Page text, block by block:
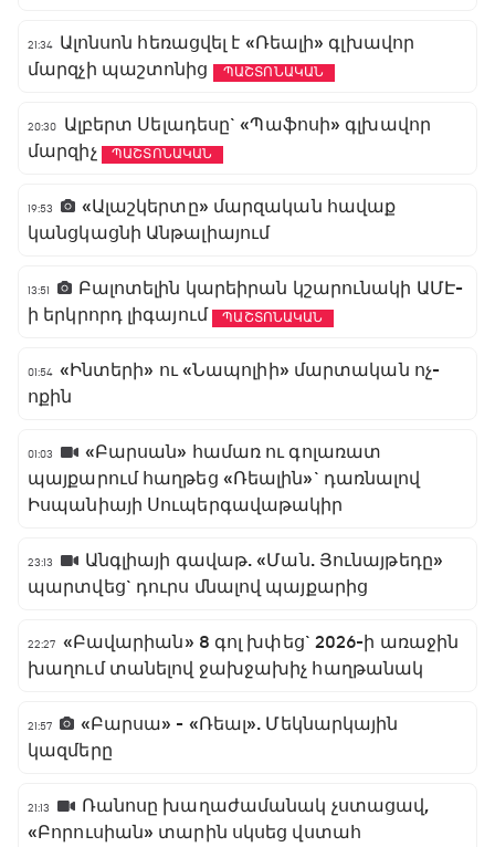
21:34 Ալոնսոն հեռացվել է «Ռեալի» գլխավոր
մարզչի պաշտոնից
ՊԱՇՏՈՆԱԿԱՆ
20:30
Ալբերտ Սելադեսը` «Պաֆոսի» գլխավոր
մարզիչ
ՊԱՇՏՈՆԱԿԱՆ
19:53
«Ալաշկերտը» մարզական հավաք
կանցկացնի Անթալիայում
13:51
Բալոտելին կարեիրան կշարունակի ԱՄԷ-
ի երկրորդ լիգայում
ՊԱՇՏՈՆԱԿԱՆ
01:54 «Ինտերի» ու «Նապոլիի» մարտական ոչ-
ոքին
01:03
«Բարսան» համառ ու գոլառատ
պայքարում հաղթեց «Ռեալին»` դառնալով
Իսպանիայի Սուպերգավաթակիր
23:13
Անգլիայի գավաթ. «Ման. Յունայթեդը»
պարտվեց` դուրս մնալով պայքարից
22:27 «Բավարիան» 8 գոլ խփեց` 2026-ի առաջին
խաղում տանելով ջախջախիչ հաղթանակ
21:57
«Բարսա» - «Ռեալ». Մեկնարկային
կազմերը
21:13
Ռանոսը խաղաժամանակ չստացավ,
«Բորուսիան» տարին սկսեց վստահ